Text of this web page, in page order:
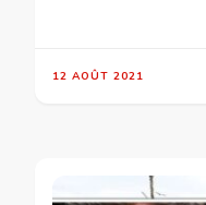
12 AOÛT 2021